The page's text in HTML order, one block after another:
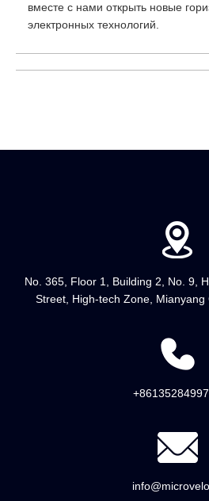
вместе с нами открыть новые
электронных технологий.
No. 365, Floor 1, Building 2, No. 9,
Street, High-tech Zone, Mianyang